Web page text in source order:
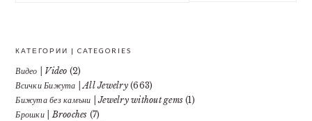
КАТЕГОРИИ | CATEGORIES
Видео | Video (2)
Всички Бижута | All Jewelry(663)
Бижута без камъни | Jewelry without gems (1)
Брошки | Brooches (7)